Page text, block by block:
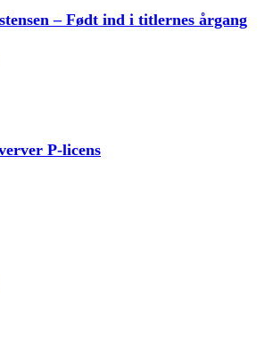
– Født ind i titlernes årgang
P-licens